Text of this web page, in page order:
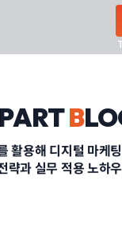
PARTB
활용해 디지털 마케
략과 실무 적용 노하우